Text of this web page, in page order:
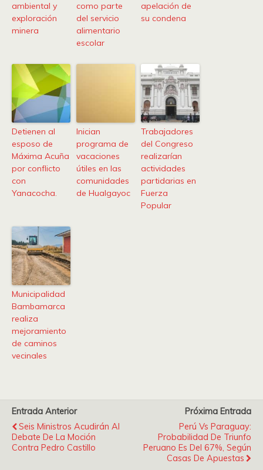
ambiental y
exploración
minera
como parte
del servicio
alimentario
escolar
apelación de
su condena
Detienen al
esposo de
Máxima Acuña
por conflicto
con
Yanacocha.
Inician
programa de
vacaciones
útiles en las
comunidades
de Hualgayoc
Trabajadores
del Congreso
realizarían
actividades
partidarias en
Fuerza
Popular
Municipalidad
Bambamarca
realiza
mejoramiento
de caminos
vecinales
Entrada Anterior
Seis Ministros Acudirán Al
Debate De La Moción
Contra Pedro Castillo
Próxima Entrada
Perú Vs Paraguay:
Probabilidad De Triunfo
Peruano Es Del 67%, Según
Casas De Apuestas